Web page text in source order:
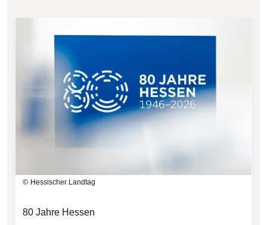
Hessischer Landtag
80 Jahre Hessen